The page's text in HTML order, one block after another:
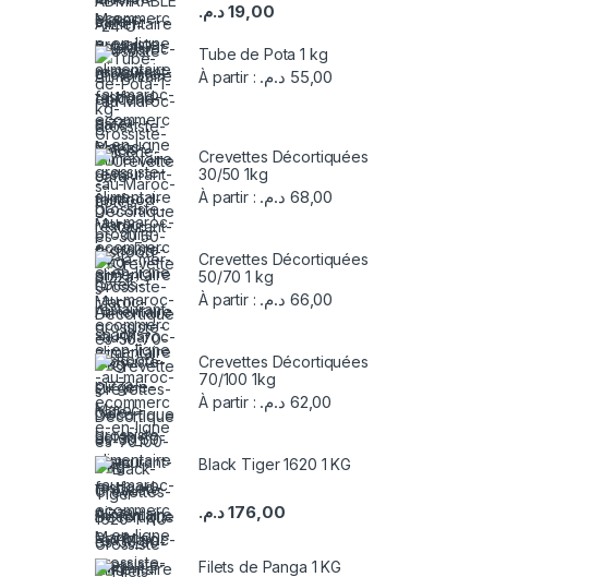
19,00 د.م.
Tube de Pota 1 kg
À partir :
55,00 د.م.
Crevettes Décortiquées
30/50 1kg
À partir :
68,00 د.م.
Crevettes Décortiquées
50/70 1 kg
À partir :
66,00 د.م.
Crevettes Décortiquées
70/100 1kg
À partir :
62,00 د.م.
Black Tiger 1620 1 KG
176,00 د.م.
Filets de Panga 1 KG